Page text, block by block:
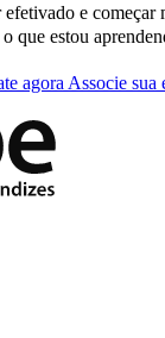
efetivado e começar
que estou
agora Associe sua